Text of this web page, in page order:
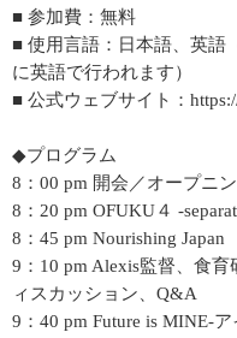
■ 参加費：無料
■ 使用言語：日本語、英語
に英語で行われます）
■ 公式ウェブサイト：
◆プログラム
8：00 pm 開会／オープニ
8：20 pm OFUKU４ -
8：45 pm Nourishing Japan
9：10 pm Alexis監督、食育
ィスカッション、Q&A
9：40 pm Future is MINE-